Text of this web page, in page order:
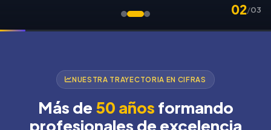
02/03
NUESTRA TRAYECTORIA EN CIFRAS
Más de 50 años formando
profesionales de excelencia